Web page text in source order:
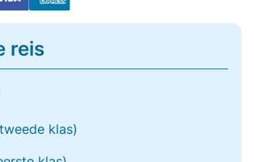
reis
klas)